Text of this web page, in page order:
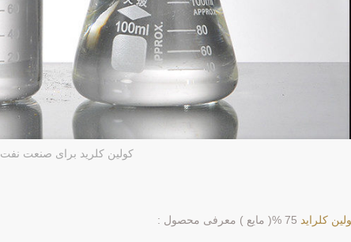
کولین کلرید برای صنعت نفت
کلراید